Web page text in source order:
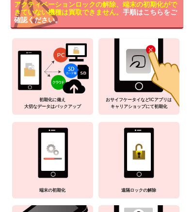
アクティベーションロックの解除、端末の初期化がで
きていない機種は買取できません。 手順はこちらをご
確認ください。
初期化に備え
大切なデータはバックアップ
おサイフケータイなどICアプリは
キャリアショップにて初期化
端末の初期化 遠隔ロックの解除